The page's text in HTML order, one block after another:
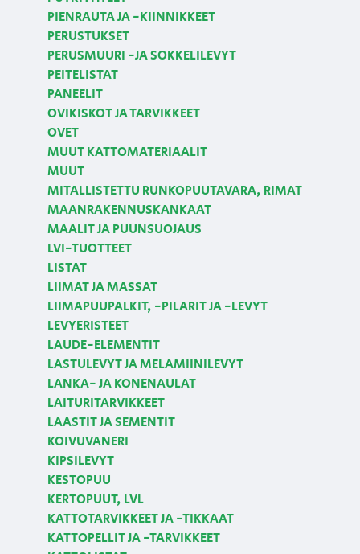
PIENRAUTA JA -KIINNIKKEET
PERUSTUKSET
PERUSMUURI -JA SOKKELILEVYT
PEITELISTAT
PANEELIT
OVIKISKOT JA TARVIKKEET
OVET
MUUT KATTOMATERIAALIT
MUUT
MITALLISTETTU RUNKOPUUTAVARA, RIMAT
MAANRAKENNUSKANKAAT
MAALIT JA PUUNSUOJAUS
LVI-TUOTTEET
LISTAT
LIIMAT JA MASSAT
LIIMAPUUPALKIT, -PILARIT JA -LEVYT
LEVYERISTEET
LAUDE-ELEMENTIT
LASTULEVYT JA MELAMIINILEVYT
LANKA- JA KONENAULAT
LAITURITARVIKKEET
LAASTIT JA SEMENTIT
KOIVUVANERI
KIPSILEVYT
KESTOPUU
KERTOPUUT, LVL
KATTOTARVIKKEET JA -TIKKAAT
KATTOPELLIT JA -TARVIKKEET